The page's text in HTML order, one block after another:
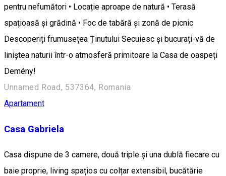
pentru nefumători • Locație aproape de natură • Terasă
spațioasă și grădină • Foc de tabără și zonă de picnic
Descoperiți frumusețea Ținutului Secuiesc și bucurați-vă de
liniștea naturii într-o atmosferă primitoare la Casa de oaspeți
Demény!
Unnamed Road, 537364, Romania
Apartament
Casa Gabriela
Casa dispune de 3 camere, două triple și una dublă fiecare cu
baie proprie, living spațios cu colțar extensibil, bucătărie